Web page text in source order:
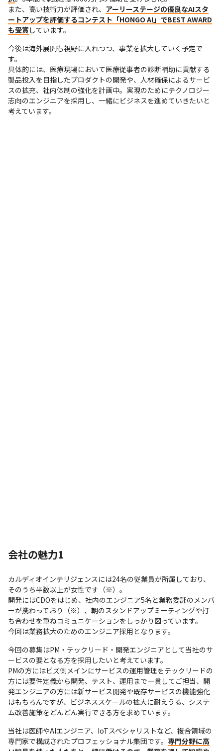
また、高い技術力が評価され、 アーリーステージの優良なAIスタ
ートアップを評価するコンテスト「HONGO AI」でBEST AWARD
も受賞 しています。
今後は海外展開も視野に入れつつ、事業を拡大していく予定で
す。
具体的には、医療現場において医療従事者の診断補助に貢献する
製品投入を目指したプロダクトの開発や、人材確保によるサービ
スの拡充、社内体制の強化を計画中。実現のためにテクノロジー
志向のエンジニアを採用し、一緒にビジネスを進めていきたいと
考えています。
会社の魅力1
カルディオインテリジェンスには24名の従業員が所属しており、
そのうち半数以上が女性です（※）。
開発にはCDOをはじめ、社内のエンジニア5名と業務委託のメンバ
ーが携わっており（※）、朝のスタンドアップミーティングや打
ち合わせを重ねコミュニケーションをしっかり図っています。
今回は業務拡大のためのエンジニア採用となります。
今回の募集はPM・テックリード・開発エンジニアとして当社のサ
ービスの要となる方を採用したいと考えています。
PMの方にはビズ側メインにサービスの運用管理をテックリードの
方には要件定義から開発、テスト、運用まで一貫してご担当、開
発エンジニアの方には新サービス開発や既存サービスの機能強化
はもちろんですが、ビジネススケールの拡大に耐えうる、システ
ム改善施策をどんどん実行できる方を求めています。
当社は医師やAIエンジニア、IoTスペシャリストなど、複合領域の
専門家で構成されたプロフェッショナル集団です。 専門分野に高